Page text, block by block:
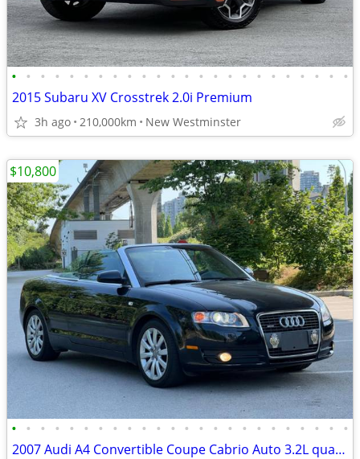
• • • • • • • • • • • • • • • • • • • • • • • •
2015 Subaru XV Crosstrek 2.0i Premium
3h ago 210,000km New Westminster
• • • • • • • • • • • • • • • • • • • • • • • •
2007 Audi A4 Convertible Coupe Cabrio Auto 3.2L quattro Convertible
$10,800